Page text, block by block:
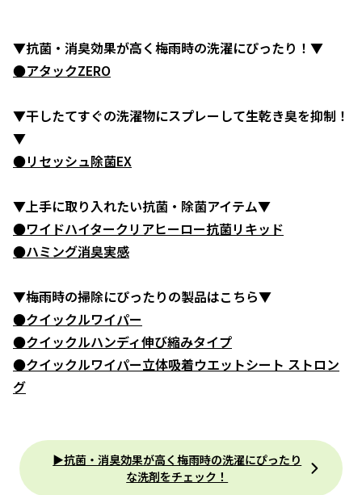
▼抗菌・消臭効果が高く梅雨時の洗濯にぴったり！▼
●アタックZERO
▼干したてすぐの洗濯物にスプレーして生乾き臭を抑制！
▼
●リセッシュ除菌EX
▼上手に取り入れたい抗菌・除菌アイテム▼
●ワイドハイタークリアヒーロー抗菌リキッド
●ハミング消臭実感
▼梅雨時の掃除にぴったりの製品はこちら▼
●クイックルワイパー
●クイックルハンディ伸び縮みタイプ
●クイックルワイパー立体吸着ウエットシート ストロン
グ
▶抗菌・消臭効果が高く梅雨時の洗濯にぴったり
な洗剤をチェック！